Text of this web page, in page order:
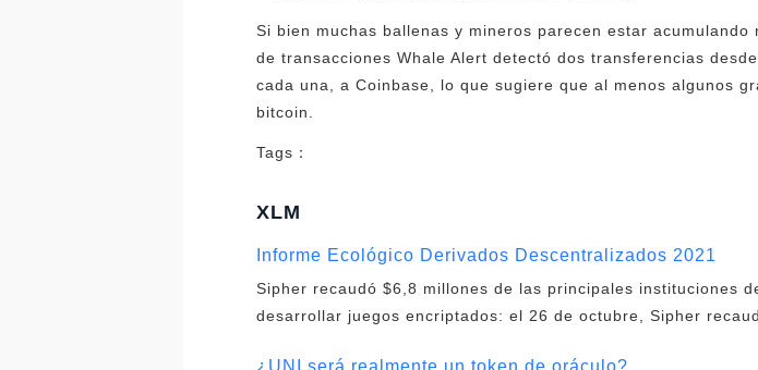
Si bien muchas ballenas y mineros parecen estar
de transacciones Whale Alert detectó dos transferencias
cada una, a Coinbase, lo que sugiere que al menos algunos
bitcoin.
Tags：
XLM
Informe Ecológico Derivados Descentralizados 2021
Sipher recaudó $6,8 millones de las principales instituciones
desarrollar juegos encriptados: el 26 de octubre, Sipher
¿UNI será realmente un token de oráculo?